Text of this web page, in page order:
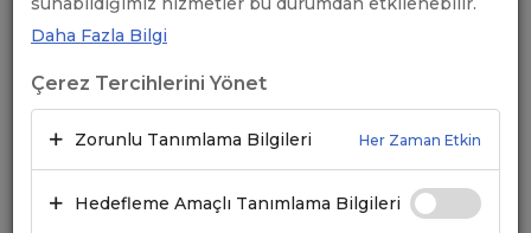
Daha Fazla Bilgi
Çerez Tercihlerini Yönet
Zorunlu Tanımlama Bilgileri Her Zaman Etkin
Hedefleme Amaçlı Tanımlama Bilgileri